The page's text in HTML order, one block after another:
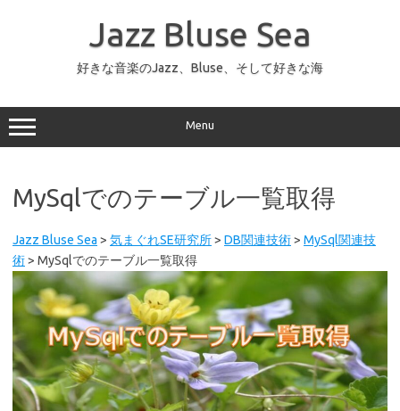
ッ
プ
Jazz Bluse Sea
好きな音楽のJazz、Bluse、そして好きな海
Menu
MySqlでのテーブル一覧取得
Jazz Bluse Sea > 気まぐれSE研究所> DB関連技術> MySql関連技
術> MySqlでのテーブル一覧取得